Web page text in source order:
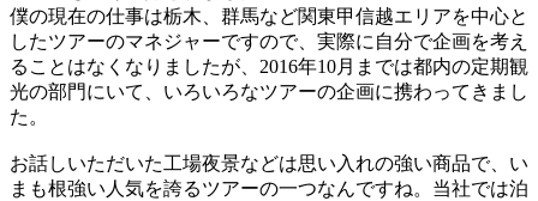
僕の現在の仕事は栃木、群馬など関東甲信越エリアを中心と
したツアーのマネジャーですので、実際に自分で企画を考え
ることはなくなりましたが、2016年10月までは都内の定期観
光の部門にいて、いろいろなツアーの企画に携わってきまし
た。
お話しいただいた工場夜景などは思い入れの強い商品で、い
まも根強い人気を誇るツアーの一つなんですね。当社では泊